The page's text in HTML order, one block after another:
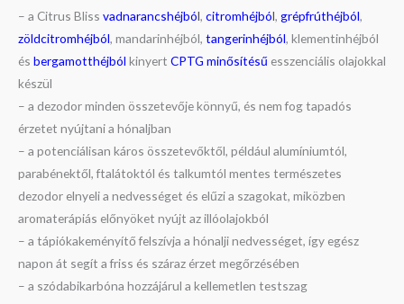
– a Citrus Bliss vadnarancshéjból, citromhéjból, grépfrúthéjból,
zöldcitromhéjból, mandarinhéjból, tangerinhéjból, klementinhéjból
és bergamotthéjból kinyert CPTG minősítésű esszenciális olajokkal
készül
– a dezodor minden összetevője könnyű, és nem fog tapadós
érzetet nyújtani a hónaljban
– a potenciálisan káros összetevőktől, például alumíniumtól,
parabénektől, ftalátoktól és talkumtól mentes természetes
dezodor elnyeli a nedvességet és elűzi a szagokat, miközben
aromaterápiás előnyöket nyújt az illóolajokból
– a tápiókakeményítő felszívja a hónalji nedvességet, így egész
napon át segít a friss és száraz érzet megőrzésében
– a szódabikarbóna hozzájárul a kellemetlen testszag